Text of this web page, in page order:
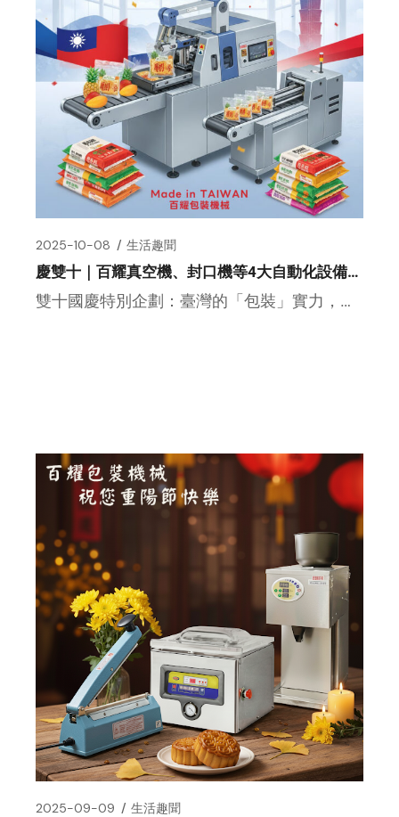
2025-10-08 生活趣聞
慶雙十｜百耀真空機、封口機等4大自動化設備，慶祝臺灣製造的品質與效率！
雙十國慶特別企劃：臺灣的「包裝」實力，讓世界都安心！ 國慶日快樂！每年到了光輝的十月，看到滿街的國旗旗海飄揚， […]
2025-09-09 生活趣聞